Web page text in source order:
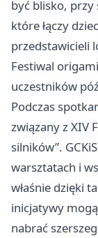
być blisko, przy
które łączy
przedstawicieli
Festiwal
uczestników
Podczas
związany z XIV
silników”.
warsztatach i
właśnie dzięki
inicjatywy
nabrać